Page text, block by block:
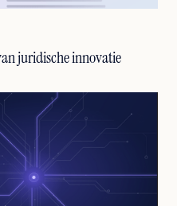
juridische innovatie